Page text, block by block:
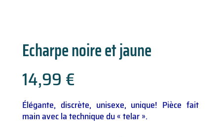
Echarpe noire et jaune
14,99 €
Élégante, discrète, unisexe, unique! Pièce fait
main avec la technique du « telar ».